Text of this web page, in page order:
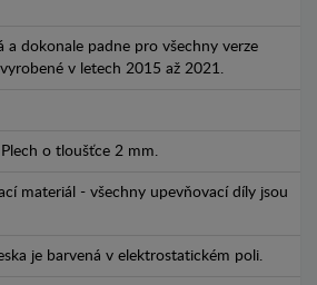
dokonale padne pro všechny verze
v letech 2015 až 2021.
o tloušťce 2 mm.
materiál - všechny upevňovací díly jsou
je barvená v elektrostatickém poli.